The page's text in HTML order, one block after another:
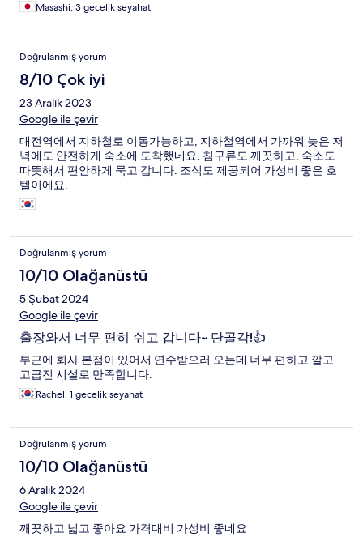
Masashi, 3 gecelik seyahat
Doğrulanmış yorum
8/10 Çok iyi
23 Aralık 2023
Google ile çevir
대전역에서 지하철로 이동가능하고, 지하철역에서 가까워 늦은 저
녁에도 안전하게 숙소에 도착했네요. 침구류도 깨끗하고, 숙소도
따뜻해서 편안하게 묵고 갑니다. 조식도 제공되어 가성비 좋은 호
텔이에요.
Doğrulanmış yorum
10/10 Olağanüstü
5 Şubat 2024
Google ile çevir
출장와서 너무 편히 쉬고 갑니다~ 단골각!👍
부근에 회사 본점이 있어서 연수받으러 오는데 너무 편하고 깔고
고급진 시설로 만족합니다.
Rachel, 1 gecelik seyahat
Doğrulanmış yorum
10/10 Olağanüstü
6 Aralık 2024
Google ile çevir
깨끗하고 넓고 좋아요 가격대비 가성비 좋네요